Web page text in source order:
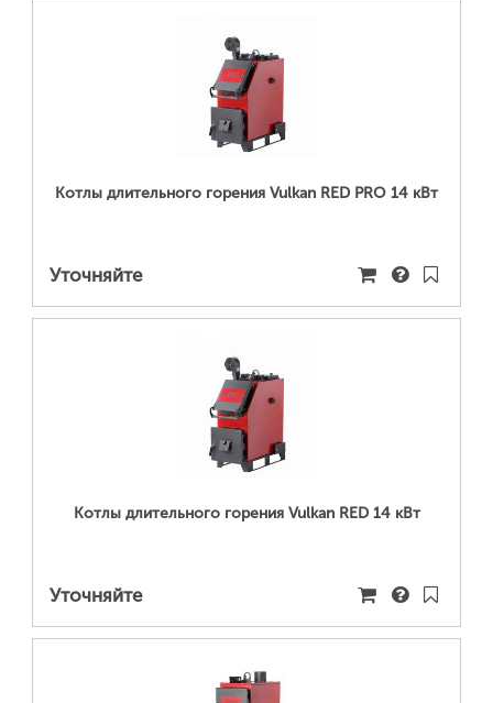
ПОДРОБНЕЕ...
Котлы длительного горения Vulkan RED PRO 14 кВт
Уточняйте
ПОДРОБНЕЕ...
Котлы длительного горения Vulkan RED 14 кВт
Уточняйте